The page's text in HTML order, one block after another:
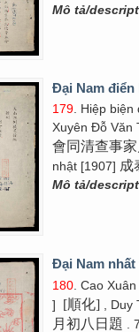
Mô tả/
Đại Nam điển
179. Hiệp biện
Xuyên Đỗ Văn
會同清查事
nhật [1907] 成
Mô tả/
Đại Nam
180 . Cao
]
[順化] ,
月初八日題
.